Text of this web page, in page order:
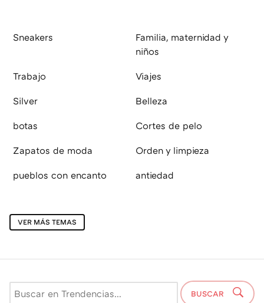
Sneakers
Familia, maternidad y
niños
Trabajo Viajes
Silver Belleza
botas Cortes de pelo
Zapatos de moda Orden y limpieza
pueblos con encanto antiedad
VER MÁS TEMAS
BUSCAR